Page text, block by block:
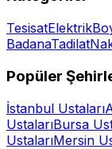
TesisatElektrik
BadanaTadilat
Popüler
İstanbul Ustaları
UstalarıBursa
UstalarıMersin